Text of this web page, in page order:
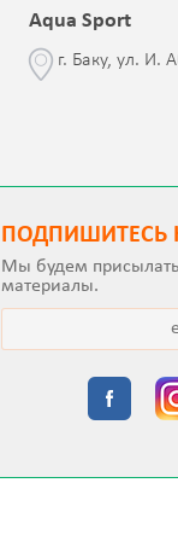
Aqua Sport
г. Баку, ул. И.
ПОДПИШИТEСЬ
Мы будем
материалы.